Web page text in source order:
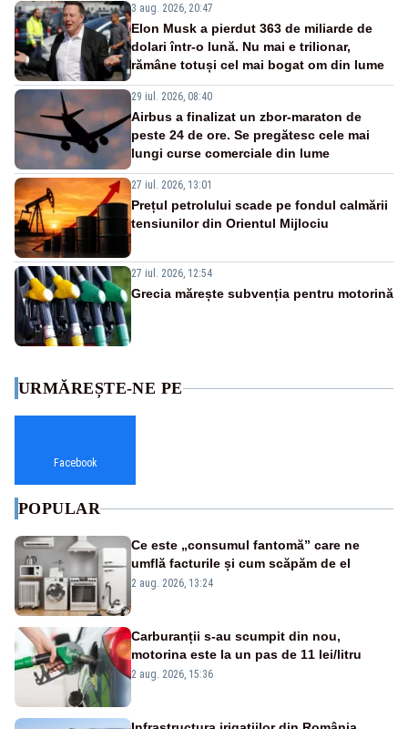
3 aug. 2026, 20:47
Elon Musk a pierdut 363 de miliarde de
dolari într-o lună. Nu mai e trilionar,
rămâne totuși cel mai bogat om din lume
29 iul. 2026, 08:40
Airbus a finalizat un zbor-maraton de
peste 24 de ore. Se pregătesc cele mai
lungi curse comerciale din lume
27 iul. 2026, 13:01
Prețul petrolului scade pe fondul calmării
tensiunilor din Orientul Mijlociu
27 iul. 2026, 12:54
Grecia mărește subvenția pentru motorină
URMĂREȘTE-NE PE
Facebook
POPULAR
Ce este „consumul fantomă” care ne
umflă facturile și cum scăpăm de el
2 aug. 2026, 13:24
Carburanții s-au scumpit din nou,
motorina este la un pas de 11 lei/litru
2 aug. 2026, 15:36